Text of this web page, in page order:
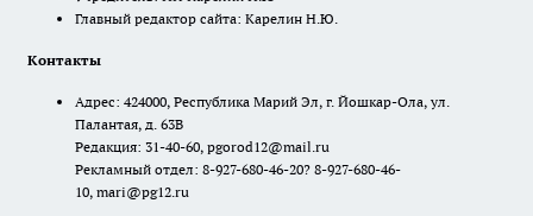
Главный редактор сайта: Карелин Н.Ю.
Контакты
Адрес: 424000, Республика Марий Эл, г. Йошкар-Ола, ул.
Палантая, д. 63В
Редакция: 31-40-60, pgorod12@mail.ru
Рекламный отдел: 8-927-680-46-20? 8-927-680-46-
10, mari@pg12.ru